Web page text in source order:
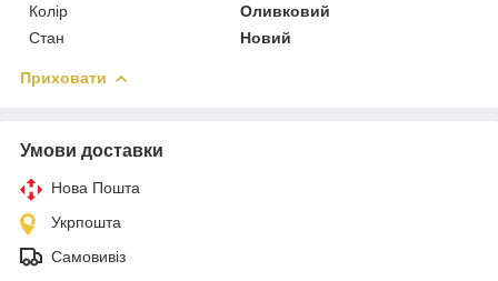
Колір
Оливковий
Стан
Новий
Приховати
Умови доставки
Нова Пошта
Укрпошта
Самовивіз